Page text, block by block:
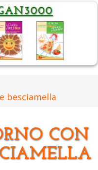
besciamella
CON